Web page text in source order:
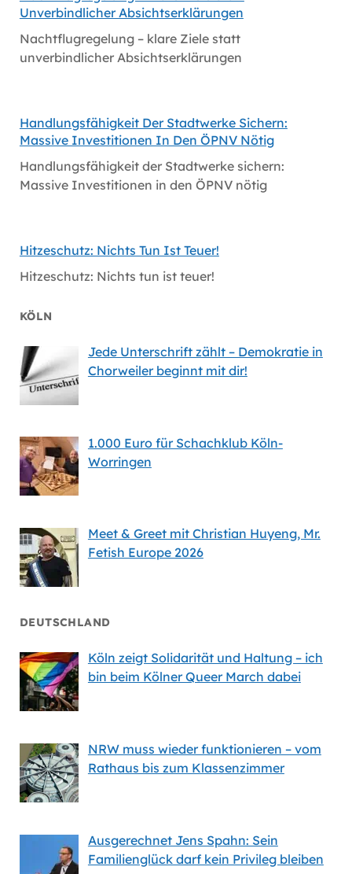
Unverbindlicher Absichtserklärungen
Nachtflugregelung – klare Ziele statt
unverbindlicher Absichtserklärungen
Handlungsfähigkeit Der Stadtwerke Sichern:
Massive Investitionen In Den ÖPNV Nötig
Handlungsfähigkeit der Stadtwerke sichern:
Massive Investitionen in den ÖPNV nötig
Hitzeschutz: Nichts Tun Ist Teuer!
Hitzeschutz: Nichts tun ist teuer!
KÖLN
Jede Unterschrift zählt – Demokratie in
Chorweiler beginnt mit dir!
1.000 Euro für Schachklub Köln-
Worringen
Meet & Greet mit Christian Huyeng, Mr.
Fetish Europe 2026
DEUTSCHLAND
Köln zeigt Solidarität und Haltung – ich
bin beim Kölner Queer March dabei
NRW muss wieder funktionieren – vom
Rathaus bis zum Klassenzimmer
Ausgerechnet Jens Spahn: Sein
Familienglück darf kein Privileg bleiben